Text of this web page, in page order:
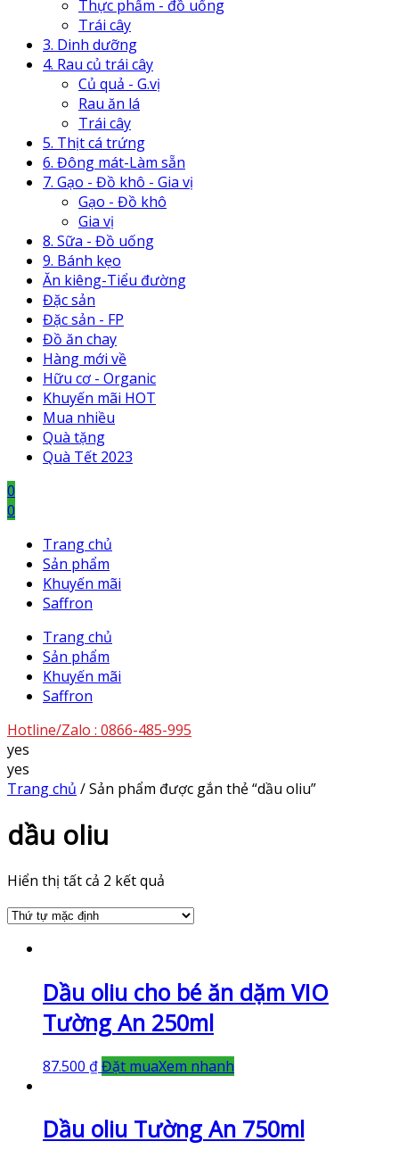
Thực phẩm - đồ uống
Trái cây
3. Dinh dưỡng
4. Rau củ trái cây
Củ quả - G.vị
Rau ăn lá
Trái cây
5. Thịt cá trứng
6. Đông mát-Làm sẵn
7. Gạo - Đồ khô - Gia vị
Gạo - Đồ khô
Gia vị
8. Sữa - Đồ uống
9. Bánh kẹo
Ăn kiêng-Tiểu đường
Đặc sản
Đặc sản - FP
Đồ ăn chay
Hàng mới về
Hữu cơ - Organic
Khuyến mãi HOT
Mua nhiều
Quà tặng
Quà Tết 2023
0
0
Trang chủ
Sản phẩm
Khuyến mãi
Saffron
Trang chủ
Sản phẩm
Khuyến mãi
Saffron
Hotline/Zalo : 0866-485-995
yes
yes
Trang chủ / Sản phẩm được gắn thẻ “dầu oliu”
dầu oliu
Hiển thị tất cả 2 kết quả
Dầu oliu cho bé ăn dặm VIO
Tường An 250ml
87.500 ₫Đặt muaXem nhanh
Dầu oliu Tường An 750ml